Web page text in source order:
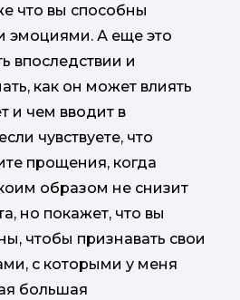
что вы способны
эмоциями. А еще это
впоследствии и
как он может влиять
и чем вводит в
чувствуете, что
прощения, когда
образом не снизит
но покажет, что вы
чтобы признавать свои
с которыми у меня
большая